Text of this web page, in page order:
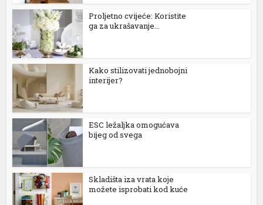
Proljetno cvijeće: Koristite
ga za ukrašavanje...
Kako stilizovati jednobojni
interijer?
ESC ležaljka omogućava
bijeg od svega
Skladišta iza vrata koje
možete isprobati kod kuće